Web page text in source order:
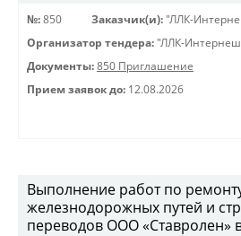
№: 850 Заказчик(и): "ЛЛК-
Организатор тендера: "ЛЛК-
Документы: 850 Приглашение
Прием заявок до: 12.08.2026
Выполнение работ по
железнодорожных путей и
переводов ООО «Ставролен»